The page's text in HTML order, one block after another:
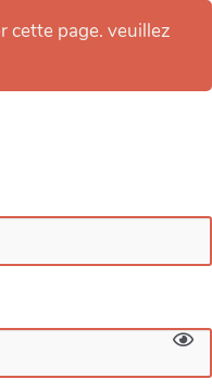
cette page. veuillez